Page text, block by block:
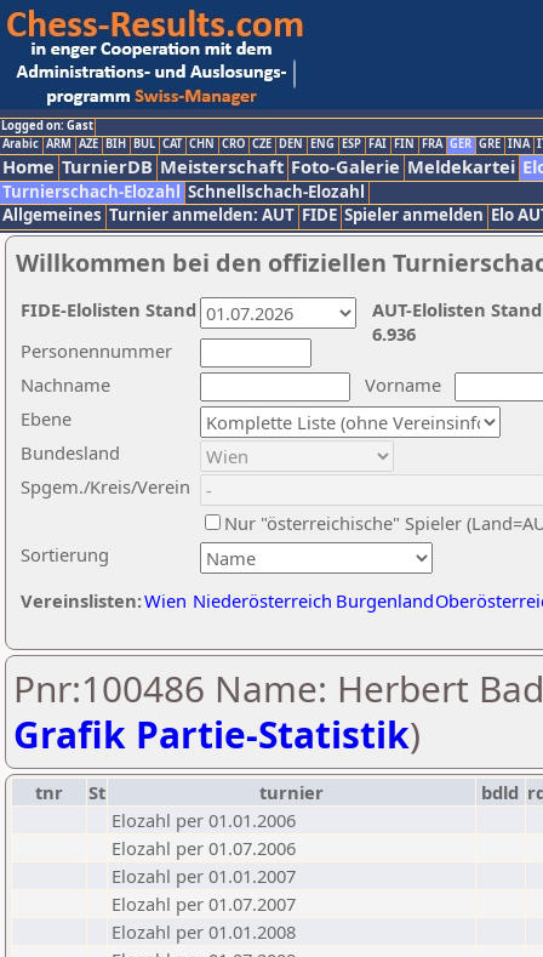
Logged on: Gast
Arabic ARM AZE BIH BUL CAT CHN CRO CZE DEN ENG ESP FAI FIN FRA GER GRE INA
Home TurnierDB Meisterschaft Foto-Galerie Meldekartei
Turnierschach-Elozahl Schnellschach-Elozahl
Allgemeines Turnier anmelden: AUT FIDE Spieler anmelden Elo
Willkommen bei den offiziellen
Nachname
Vorname
Ebene
Sortierung
Personennummer
Bundesland
Spgem./Kreis/Verein
Nur "österreichische" Spieler
Vereinslisten:Wien Niederösterreich Burgenland
AUT-Elolisten
6.936
FIDE-Elolisten Stand
Pnr:100486 Name: Herbert
Grafik Partie-Statistik)
tnr St turnier bdld
Elozahl per 01.01.2006
Elozahl per 01.07.2006
Elozahl per 01.01.2007
Elozahl per 01.07.2007
Elozahl per 01.01.2008